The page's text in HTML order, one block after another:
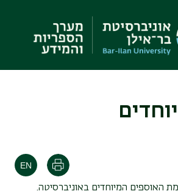
לתוכן
העיקרי
לתפריט
ניווט
ראשי
הדפסה
האוספים המיוחדים באוניברסיטה.